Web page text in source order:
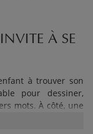
À SE
à trouver son
pour dessiner,
mots. À côté, une
le sol et que